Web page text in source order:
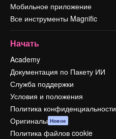
Мобильное приложение
Все инструменты Magnific
Начать
Academy
Документация по Пакету ИИ
Служба поддержки
Условия и положения
Политика конфиденциальности
Оригиналы Новое
Политика файлов cookie